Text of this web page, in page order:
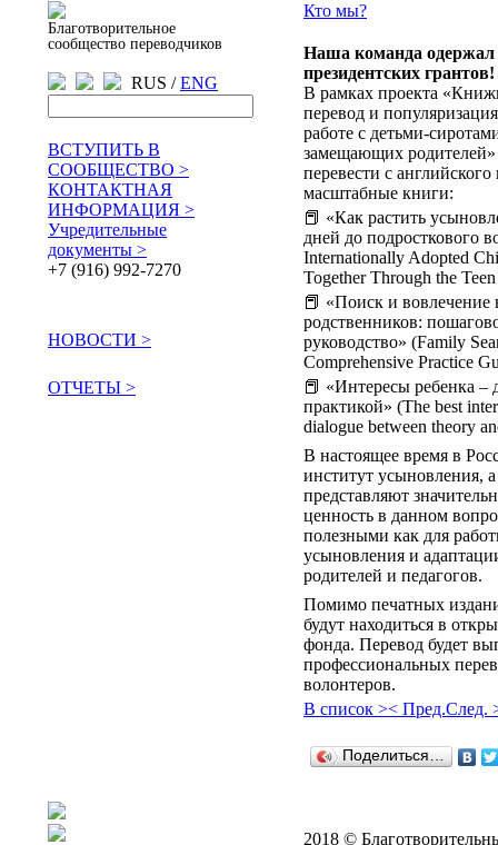
Благотворительное
сообщество переводчиков
RUS /ENG
ВСТУПИТЬ В
СООБЩЕСТВО >
КОНТАКТНАЯ
ИНФОРМАЦИЯ >
Учредительные
документы >
+7 (916) 992-7270
НОВОСТИ >
ОТЧЕТЫ >
Кто мы?
Наша команда одержал
президентских грантов!
В рамках проекта
перевод и
работе с детьми-
замещающих родителей»
перевести с
масштабные книги:
📕 «Как растить
дней до подросткового
Internationally Adopted
Together Through the Teen
📕 «Поиск и вовлечение
родственников:
руководство» (Family
Comprehensive Practice
📕 «Интересы ребенка –
практикой» (The best
dialogue between theory
В настоящее время в
институт усыновления,
представляют
ценность в данном
полезными как для
усыновления и
родителей и педагогов.
Помимо печатных
будут находиться в
фонда. Перевод будет
профессиональных
волонтеров.
В список >< Пред.След.
Поделиться…
2018 ©